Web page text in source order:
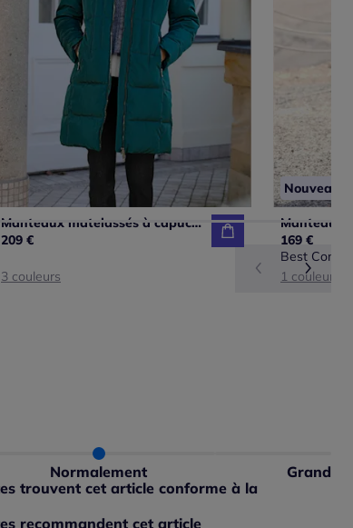
Manteaux matelassés à capuche amovible et poches pratiques
209 €
3 couleurs
Nouveau
Manteau
169 €
Best
1 couleur
Normalement Grand
selon les avis clients
trouvent cet article conforme à la
recommandent cet article